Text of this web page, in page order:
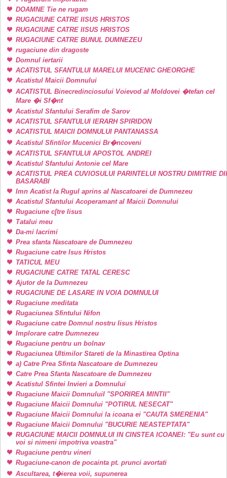
DOAMNE Tie ne rugam
RUGACIUNE CATRE IISUS HRISTOS
RUGACIUNE CATRE IISUS HRISTOS
RUGACIUNE CATRE BUNUL DUMNEZEU
rugaciune din dragoste
Domnul iertarii
ACATISTUL SFANTULUI MARELUI MUCENIC GHEORGHE
Acatistul Maicii Domnului
ACATISTUL Binecredinciosului Voievod al Moldovei �tefan cel
Mare �i Sf�nt
Acatistul Sfantului Serafim de Sarov
ACATISTUL SFANTULUI IERARH SPIRIDON
ACATISTUL MAICII DOMNULUI PANTANASSA
Acatistul Sfintilor Mucenici Br�ncoveni
ACATISTUL SFANTULUI APOSTOL ANDREI
Acatistul Sfantului Antonie cel Mare
ACATISTUL PREA CUVIOSULUI PARINTELUI NOSTRU DIMITRIE
BASARABI
Imn Acatist la Rugul aprins al Nascatoarei de Dumnezeu
Acatistul Sfantului Acoperamant al Maicii Domnului
Rugaciune c[tre Iisus
Tatalui meu
Da-mi lacrimi
Prea sfanta Nascatoare de Dumnezeu
Rugaciune catre Isus Hristos
TATICUL MEU
RUGACIUNE CATRE TATAL CERESC
Ajutor de la Dumnezeu
RUGACIUNE DE LASARE IN VOIA DOMNULUI
Rugaciune meditata
Rugaciunea Sfintului Nifon
Rugaciune catre Domnul nostru Iisus Hristos
Implorare catre Dumnezeu
Rugaciune pentru un bolnav
Rugaciunea Ultimilor Stareti de la Minastirea Optina
a) Catre Prea Sfinta Nascatoare de Dumnezeu
Catre Prea Sfanta Nascatoare de Dumnezeu
Acatistul Sfintei Invieri a Domnului
Rugaciune Maicii DomnuluiI "SPORIREA MINTII"
Rugaciune Maicii Domnului "POTIRUL NESECAT"
Rugaciune Maicii Domnului la icoana ei "CAUTA SMERENIA"
Rugaciune Maicii Domnului "BUCURIE NEASTEPTATA"
RUGACIUNE MAICII DOMNULUI IN CINSTEA ICOANEI: "Eu sunt cu
voi si nimeni impotriva voastra"
Rugaciune pentru vineri
Rugaciune-canon de pocainta pt. prunci avortati
Ascultarea, t�ierea voii, supunerea